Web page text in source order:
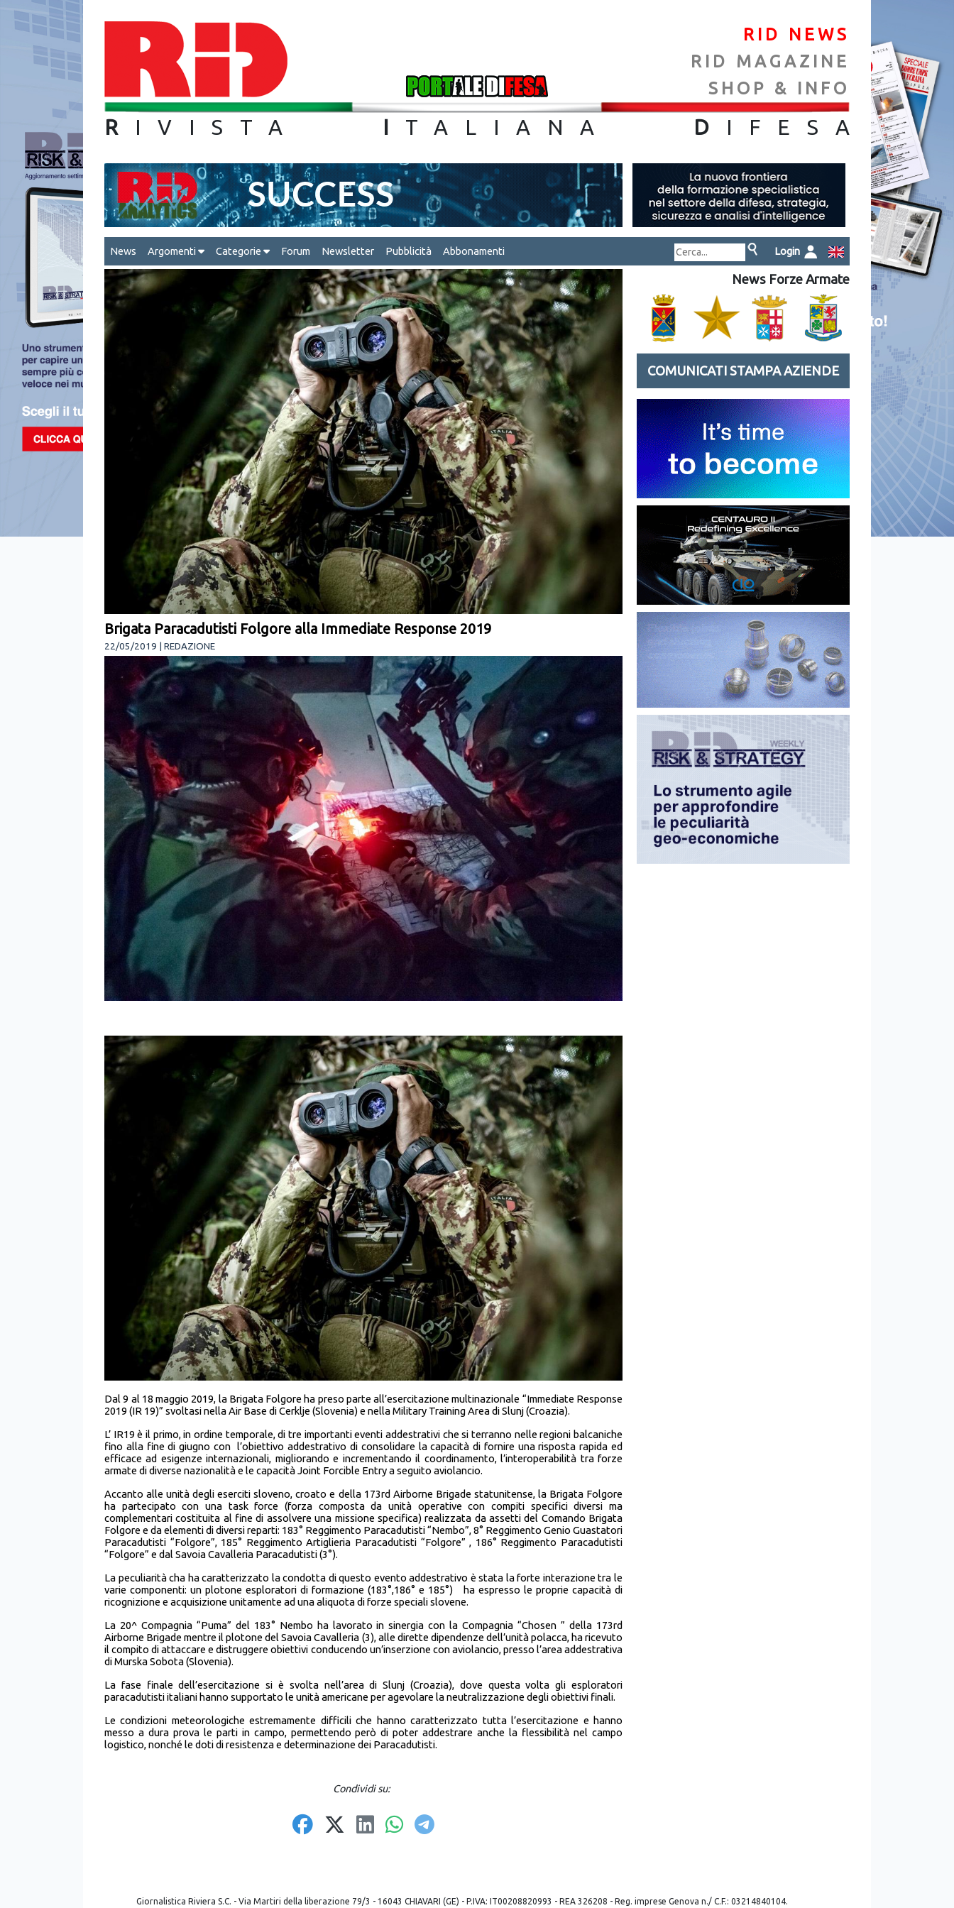
RID NEWS
RID MAGAZINE
SHOP & INFO
R IVISTA I TALIANA D IFES A
News Argomenti Categorie Forum Newsletter Pubblicità Abbonamenti Login
Brigata Paracadutisti Folgore alla Immediate Response 2019
22/05/2019 | REDAZIONE
Dal 9 al 18 maggio 2019, la Brigata Folgore ha preso parte all’esercitazione multinazionale “Immediate Response
2019 (IR 19)” svoltasi nella Air Base di Cerklje (Slovenia) e nella Military Training Area di Slunj (Croazia).
L’ IR19 è il primo, in ordine temporale, di tre importanti eventi addestrativi che si terranno nelle regioni balcaniche
fino alla fine di giugno con l’obiettivo addestrativo di consolidare la capacità di fornire una risposta rapida ed
efficace ad esigenze internazionali, migliorando e incrementando il coordinamento, l’interoperabilità tra forze
armate di diverse nazionalità e le capacità Joint Forcible Entry a seguito aviolancio.
Accanto alle unità degli eserciti sloveno, croato e della 173rd Airborne Brigade statunitense, la Brigata Folgore
ha partecipato con una task force (forza composta da unità operative con compiti specifici diversi ma
complementari costituita al fine di assolvere una missione specifica) realizzata da assetti del Comando Brigata
Folgore e da elementi di diversi reparti: 183° Reggimento Paracadutisti “Nembo”, 8° Reggimento Genio Guastatori
Paracadutisti “Folgore”, 185° Reggimento Artiglieria Paracadutisti “Folgore” , 186° Reggimento Paracadutisti
“Folgore” e dal Savoia Cavalleria Paracadutisti (3°).
La peculiarità cha ha caratterizzato la condotta di questo evento addestrativo è stata la forte interazione tra le
varie componenti: un plotone esploratori di formazione (183°,186° e 185°) ha espresso le proprie capacità di
ricognizione e acquisizione unitamente ad una aliquota di forze speciali slovene.
La 20^ Compagnia “Puma” del 183° Nembo ha lavorato in sinergia con la Compagnia “Chosen ” della 173rd
Airborne Brigade mentre il plotone del Savoia Cavalleria (3), alle dirette dipendenze dell’unità polacca, ha ricevuto
il compito di attaccare e distruggere obiettivi conducendo un’inserzione con aviolancio, presso l’area addestrativa
di Murska Sobota (Slovenia).
La fase finale dell’esercitazione si è svolta nell’area di Slunj (Croazia), dove questa volta gli esploratori
paracadutisti italiani hanno supportato le unità americane per agevolare la neutralizzazione degli obiettivi finali.
Le condizioni meteorologiche estremamente difficili che hanno caratterizzato tutta l’esercitazione e hanno
messo a dura prova le parti in campo, permettendo però di poter addestrare anche la flessibilità nel campo
logistico, nonché le doti di resistenza e determinazione dei Paracadutisti.
Condividi su:
News Forze Armate
COMUNICATI STAMPA AZIENDE
Giornalistica Riviera S.C. - Via Martiri della liberazione 79/3 - 16043 CHIAVARI (GE) - P.IVA: IT00208820993 - REA 326208 - Reg. imprese Genova n./ C.F.: 03214840104.